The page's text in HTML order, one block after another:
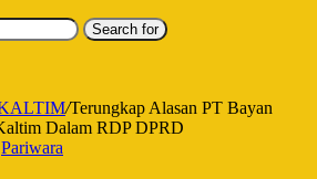
Search for
/Terungkap Alasan PT Bayan
Dalam RDP DPRD
Pariwara